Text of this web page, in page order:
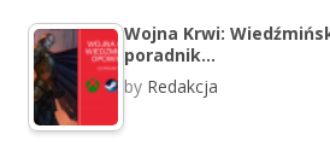
Wojna Krwi:
poradnik…
by Redakcja